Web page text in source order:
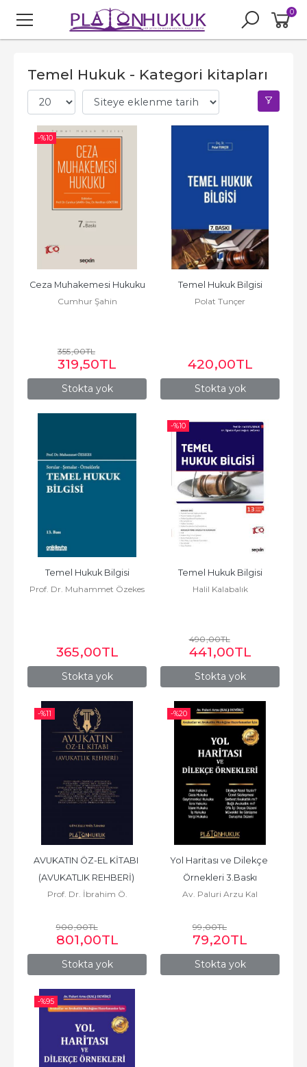
0
Temel Hukuk - Kategori kitapları
-%10
Stokta yok
Ceza Muhakemesi Hukuku
Cumhur Şahin
355,00TL
319,50TL
Stokta yok
Temel Hukuk Bilgisi
Polat Tunçer
420,00TL
Stokta yok
Temel Hukuk Bilgisi
Prof. Dr. Muhammet Özekes
365,00TL
-%10
Stokta yok
Temel Hukuk Bilgisi
Halil Kalabalık
490,00TL
441,00TL
-%11
Stokta yok
AVUKATIN ÖZ-EL KİTABI
(AVUKATLIK REHBERİ)
3.BASKI
Prof. Dr. İbrahim Ö.
900,00TL
801,00TL
-%20
Stokta yok
Yol Haritası ve Dilekçe
Örnekleri 3.Baskı
Av. Paluri Arzu Kal
99,00TL
79,20TL
-%95